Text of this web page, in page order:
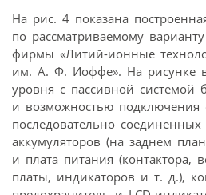
На рис. 4 показана
по рассматриваемому
фирмы «Литий-ионные
им. А. Ф. Иоффе». На рисунке
уровня с пассивной системой
и возможностью подключения
последовательно соединенных
аккумуляторов (на заднем
и плата питания (контактора,
платы, индикаторов и т. д.),